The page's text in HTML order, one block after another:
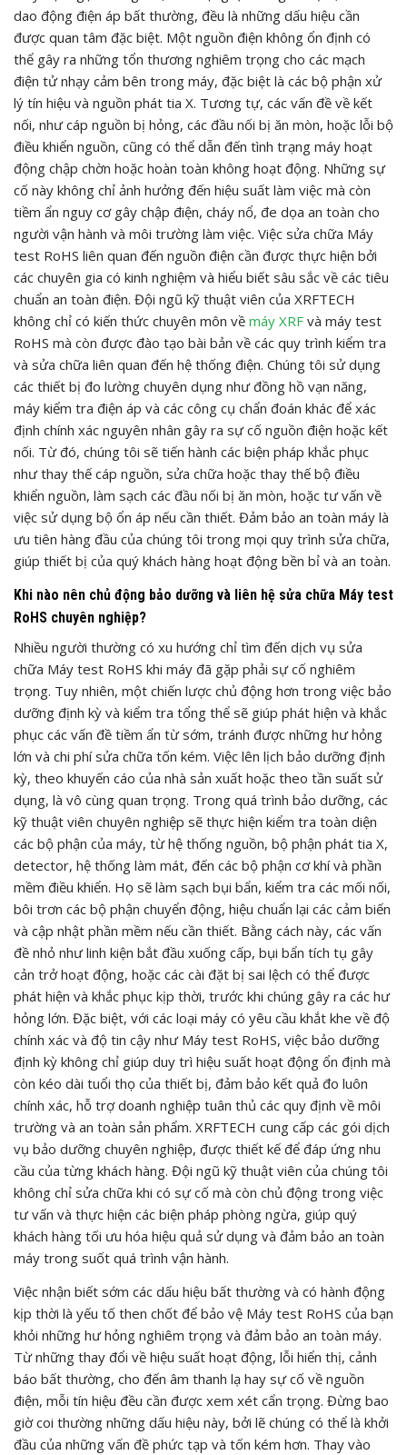
dao động điện áp bất thường, đều là những dấu hiệu cần
được quan tâm đặc biệt. Một nguồn điện không ổn định có
thể gây ra những tổn thương nghiêm trọng cho các mạch
điện tử nhạy cảm bên trong máy, đặc biệt là các bộ phận xử
lý tín hiệu và nguồn phát tia X. Tương tự, các vấn đề về kết
nối, như cáp nguồn bị hỏng, các đầu nối bị ăn mòn, hoặc lỗi bộ
điều khiển nguồn, cũng có thể dẫn đến tình trạng máy hoạt
động chập chờn hoặc hoàn toàn không hoạt động. Những sự
cố này không chỉ ảnh hưởng đến hiệu suất làm việc mà còn
tiềm ẩn nguy cơ gây chập điện, cháy nổ, đe dọa an toàn cho
người vận hành và môi trường làm việc. Việc sửa chữa Máy
test RoHS liên quan đến nguồn điện cần được thực hiện bởi
các chuyên gia có kinh nghiệm và hiểu biết sâu sắc về các tiêu
chuẩn an toàn điện. Đội ngũ kỹ thuật viên của XRFTECH
không chỉ có kiến thức chuyên môn về máy XRF và máy test
RoHS mà còn được đào tạo bài bản về các quy trình kiểm tra
và sửa chữa liên quan đến hệ thống điện. Chúng tôi sử dụng
các thiết bị đo lường chuyên dụng như đồng hồ vạn năng,
máy kiểm tra điện áp và các công cụ chẩn đoán khác để xác
định chính xác nguyên nhân gây ra sự cố nguồn điện hoặc kết
nối. Từ đó, chúng tôi sẽ tiến hành các biện pháp khắc phục
như thay thế cáp nguồn, sửa chữa hoặc thay thế bộ điều
khiển nguồn, làm sạch các đầu nối bị ăn mòn, hoặc tư vấn về
việc sử dụng bộ ổn áp nếu cần thiết. Đảm bảo an toàn máy là
ưu tiên hàng đầu của chúng tôi trong mọi quy trình sửa chữa,
giúp thiết bị của quý khách hàng hoạt động bền bỉ và an toàn.
Khi nào nên chủ động bảo dưỡng và liên hệ sửa chữa Máy test
RoHS chuyên nghiệp?
Nhiều người thường có xu hướng chỉ tìm đến dịch vụ sửa
chữa Máy test RoHS khi máy đã gặp phải sự cố nghiêm
trọng. Tuy nhiên, một chiến lược chủ động hơn trong việc bảo
dưỡng định kỳ và kiểm tra tổng thể sẽ giúp phát hiện và khắc
phục các vấn đề tiềm ẩn từ sớm, tránh được những hư hỏng
lớn và chi phí sửa chữa tốn kém. Việc lên lịch bảo dưỡng định
kỳ, theo khuyến cáo của nhà sản xuất hoặc theo tần suất sử
dụng, là vô cùng quan trọng. Trong quá trình bảo dưỡng, các
kỹ thuật viên chuyên nghiệp sẽ thực hiện kiểm tra toàn diện
các bộ phận của máy, từ hệ thống nguồn, bộ phận phát tia X,
detector, hệ thống làm mát, đến các bộ phận cơ khí và phần
mềm điều khiển. Họ sẽ làm sạch bụi bẩn, kiểm tra các mối nối,
bôi trơn các bộ phận chuyển động, hiệu chuẩn lại các cảm biến
và cập nhật phần mềm nếu cần thiết. Bằng cách này, các vấn
đề nhỏ như linh kiện bắt đầu xuống cấp, bụi bẩn tích tụ gây
cản trở hoạt động, hoặc các cài đặt bị sai lệch có thể được
phát hiện và khắc phục kịp thời, trước khi chúng gây ra các hư
hỏng lớn. Đặc biệt, với các loại máy có yêu cầu khắt khe về độ
chính xác và độ tin cậy như Máy test RoHS, việc bảo dưỡng
định kỳ không chỉ giúp duy trì hiệu suất hoạt động ổn định mà
còn kéo dài tuổi thọ của thiết bị, đảm bảo kết quả đo luôn
chính xác, hỗ trợ doanh nghiệp tuân thủ các quy định về môi
trường và an toàn sản phẩm. XRFTECH cung cấp các gói dịch
vụ bảo dưỡng chuyên nghiệp, được thiết kế để đáp ứng nhu
cầu của từng khách hàng. Đội ngũ kỹ thuật viên của chúng tôi
không chỉ sửa chữa khi có sự cố mà còn chủ động trong việc
tư vấn và thực hiện các biện pháp phòng ngừa, giúp quý
khách hàng tối ưu hóa hiệu quả sử dụng và đảm bảo an toàn
máy trong suốt quá trình vận hành.
Việc nhận biết sớm các dấu hiệu bất thường và có hành động
kịp thời là yếu tố then chốt để bảo vệ Máy test RoHS của bạn
khỏi những hư hỏng nghiêm trọng và đảm bảo an toàn máy.
Từ những thay đổi về hiệu suất hoạt động, lỗi hiển thị, cảnh
báo bất thường, cho đến âm thanh lạ hay sự cố về nguồn
điện, mỗi tín hiệu đều cần được xem xét cẩn trọng. Đừng bao
giờ coi thường những dấu hiệu này, bởi lẽ chúng có thể là khởi
đầu của những vấn đề phức tạp và tốn kém hơn. Thay vào